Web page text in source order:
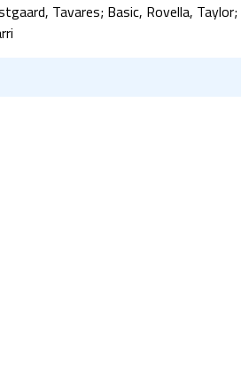
Tavares; Basic, Rovella, Taylor;